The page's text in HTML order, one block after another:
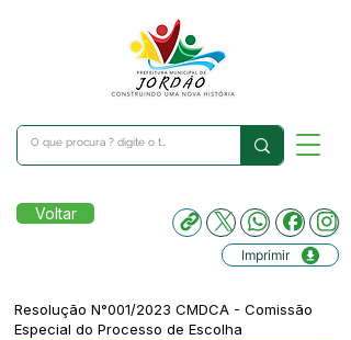
Voltar
Imprimir
Resolução N°001/2023 CMDCA - Comissão
Especial do Processo de Escolha